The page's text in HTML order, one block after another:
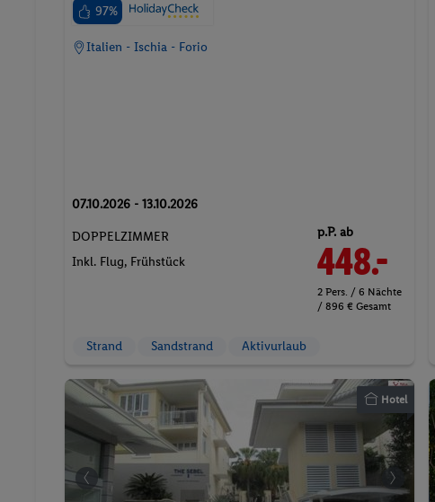
97%
Italien - Ischia - Forio
07.10.2026 - 13.10.2026
DOPPELZIMMER
Inkl. Flug, Frühstück
p.P. ab
448.-
2 Pers. / 6 Nächte
/ 896 € Gesamt
Strand Sandstrand Aktivurlaub
Hotel